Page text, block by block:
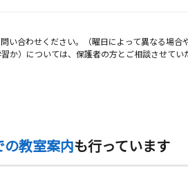
合わせください。（曜日によって異なる場合
）については、保護者の方とご相談させてい
の教室案内も行っています